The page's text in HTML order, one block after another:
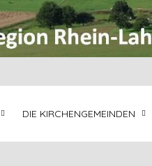
DIE KIRCHENGEMEINDEN